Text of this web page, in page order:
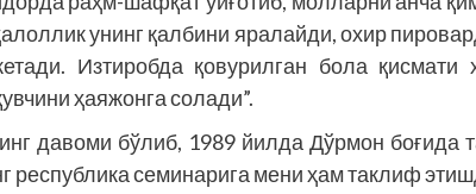
унинг қалбини яралайди, охир
Изтиробда қовурилган бола қисмати
ҳаяжонга солади”.
давоми бўлиб, 1989 йилда Дўрмон боғида
республика семинарига мени ҳам таклиф